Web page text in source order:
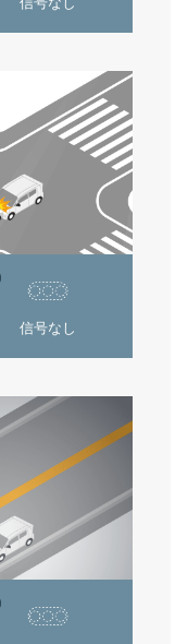
信号なし